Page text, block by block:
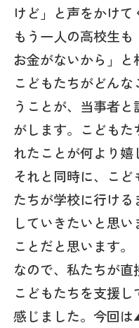
けど」と声をかけて
もう一人の高校生
お金がないから」と
こどもたちがどん
うことが、当事者
がします。こどもた
れたことが何より嬉
それと同時に、こ
たちが学校に行け
していきたいと思
ことだと思います。
なので、私たちが
こどもたちを支援
感じました。今回